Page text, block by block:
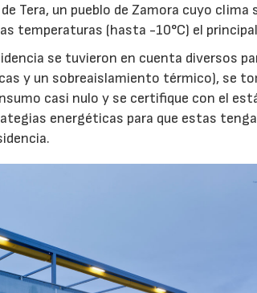
Tera, un pueblo de Zamora cuyo
temperaturas (hasta -10°C) el
se tuvieron en cuenta diversos
y un sobreaislamiento térmico), se
casi nulo y se certifique con el
energéticas para que estas